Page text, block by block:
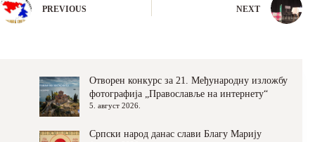
PREVIOUS NEXT
Отворен конкурс за 21. Међународну изложбу
фотографија „Православље на интернету“
5. август 2026.
Српски народ данас слави Благу Марију